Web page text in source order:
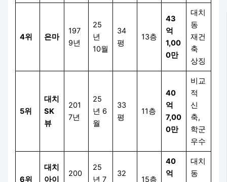
4위 은마
197
9년
25
년
10월
34
평
13층
43
억
1,00
0만
대치
동
재건
축
상징
5위
대치
SK
뷰
201
7년
25
년 6
월
33
평
11층
40
억
7,00
0만
비교
적
신
축,
학군
우수
6위
대치
아이
200
25
년 7
32
15층
40
억
대치
동